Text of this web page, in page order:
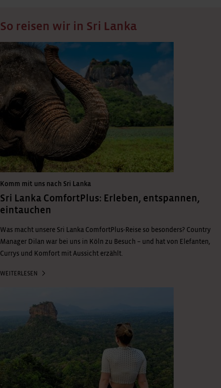
So reisen wir in Sri Lanka
Komm mit uns nach Sri Lanka
Sri Lanka ComfortPlus: Erleben, entspannen,
eintauchen
Was macht unsere Sri Lanka ComfortPlus-Reise so besonders? Country
Manager Dilan war bei uns in Köln zu Besuch – und hat von Elefanten,
Currys und Komfort mit Aussicht erzählt.
WEITERLESEN